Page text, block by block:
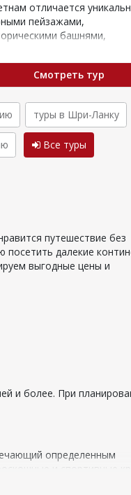
отличается
пейзажами,
башнями,
и природными
пляжами.
в…
Смотреть тур
туры в Шри-Ланку
Все туры
путешествие без
далекие
выгодные цены и
и более. При
определенным
и спортивные